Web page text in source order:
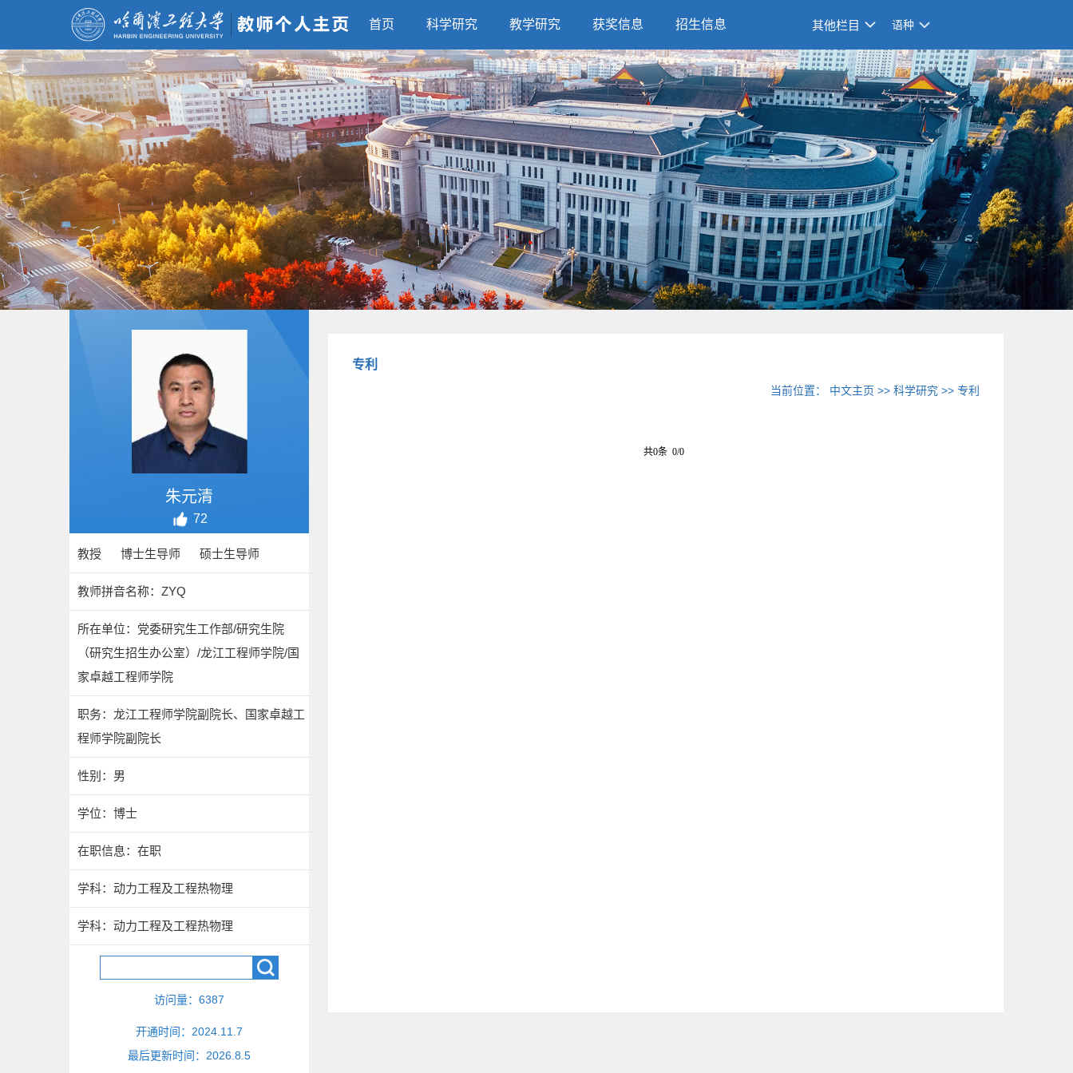
首页 科学研究 教学研究 获奖信息 招生信息 其他栏目 语种
朱元清
72
教授 博士生导师 硕士生导师
教师拼音名称：ZYQ
所在单位：党委研究生工作部/研究生院
（研究生招生办公室）/龙江工程师学院/国
家卓越工程师学院
职务：龙江工程师学院副院长、国家卓越工
程师学院副院长
性别：男
学位：博士
在职信息：在职
学科：动力工程及工程热物理
学科：动力工程及工程热物理
访问量： 6387
开通时间： 2024 11 7
最后更新时间： 2026 8 5
专利
当前位置： 中文主页 >>科学研究 >>专利
共0条 0/0